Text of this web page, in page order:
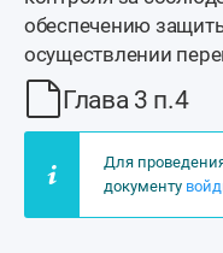
обеспечению
осуществлении
Глава 3 п.4
Для
документу